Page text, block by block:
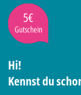
5€
Gutschein
Hi!
Kennst du